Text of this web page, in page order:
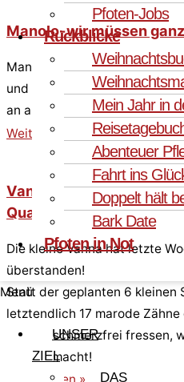
Pfoten-Jobs
Rückblicke
Mein Jahr in
Abenteuer
Fahrt ins
Doppelt hält
Bark Date
Pfoten in Not
Menü
UNSER
ZIEL
DAS
Manolo-wir müssen
Manolo hat es überstanden!
und hat nun keine
an alle SpenderInnen für die
Weiterlesen »
Vannas Pechsträhne –
Qual ist!
Die kleine Vanna hat letzte
überstanden!
Statt der geplanten 6 kleinen
letztendlich 17 marode
endlich schmerzfrei fressen,
Appetit macht!